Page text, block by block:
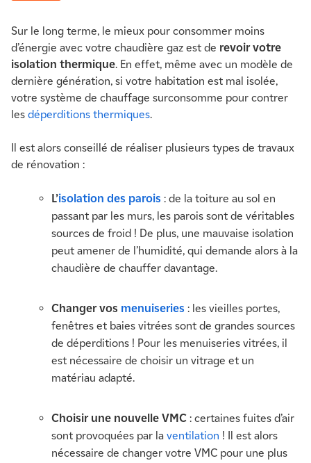
Sur le long terme, le mieux pour consommer moins
d’énergie avec votre chaudière gaz est de revoir votre
isolation thermique. En effet, même avec un modèle de
dernière génération, si votre habitation est mal isolée,
votre système de chauffage surconsomme pour contrer
les déperditions thermiques.
Il est alors conseillé de réaliser plusieurs types de travaux
de rénovation :
L’isolation des parois : de la toiture au sol en
passant par les murs, les parois sont de véritables
sources de froid ! De plus, une mauvaise isolation
peut amener de l’humidité, qui demande alors à la
chaudière de chauffer davantage.
Changer vos menuiseries : les vieilles portes,
fenêtres et baies vitrées sont de grandes sources
de déperditions ! Pour les menuiseries vitrées, il
est nécessaire de choisir un vitrage et un
matériau adapté.
Choisir une nouvelle VMC : certaines fuites d’air
sont provoquées par la ventilation ! Il est alors
nécessaire de changer votre VMC pour une plus